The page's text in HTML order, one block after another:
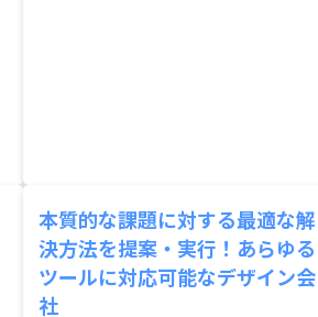
本質的な課題に対する最適な解
決方法を提案・実行！あらゆる
ツールに対応可能なデザイン会
社